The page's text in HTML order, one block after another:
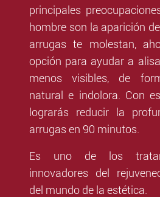
principales
hombre son la aparición
arrugas te molestan,
opción para ayudar a
menos visibles, de
natural e indolora. Con
lograrás reducir la
arrugas en 90 minutos.
Es uno de los
innovadores del
del mundo de la estética.